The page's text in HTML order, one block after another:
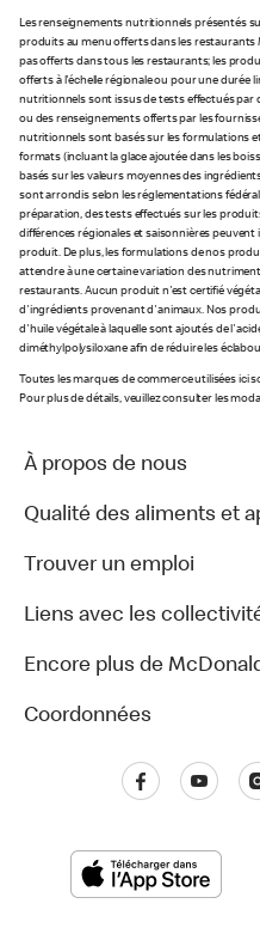
Les renseignements nutritionnels présentés
produits au menu offerts dans les restaurants
pas offerts dans tous les restaurants; les
offerts à l'échelle régionale ou pour une durée
nutritionnels sont issus de tests effectués par
ou des renseignements offerts par les
nutritionnels sont basés sur les formulations
formats (incluant la glace ajoutée dans les
basés sur les valeurs moyennes des
sont arrondis selon les réglementations
préparation, des tests effectués sur les
différences régionales et saisonnières
produit. De plus, les formulations de nos
attendre à une certaine variation des
restaurants. Aucun produit n'est certifié
d'ingrédients provenant d'animaux. Nos
d'huile végétale à laquelle sont ajoutés de
diméthylpolysiloxane afin de réduire les
Toutes les marques de commerce utilisées ici
Pour plus de détails, veuillez consulter les
À propos de nous
Qualité des aliments et
Trouver un emploi
Liens avec les
Encore plus de
Coordonnées